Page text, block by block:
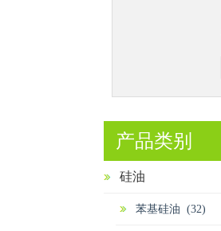
产品类别
硅油
苯基硅油 (32)